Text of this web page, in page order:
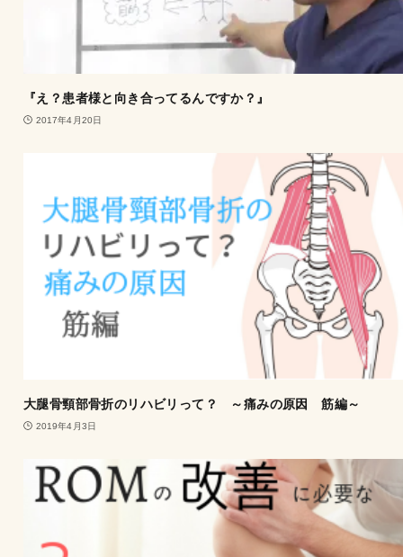
『え？患者様と向き合ってるんですか？』
2017年4月20日
大腿骨頸部骨折のリハビリって？ ～痛みの原因 筋編～
2019年4月3日